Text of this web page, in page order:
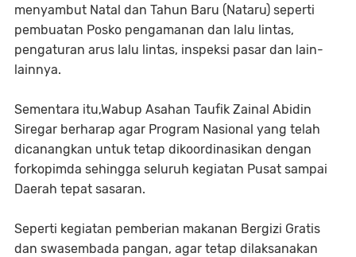
menyambut Natal dan Tahun Baru (Nataru) seperti
pembuatan Posko pengamanan dan lalu lintas,
pengaturan arus lalu lintas, inspeksi pasar dan lain-
lainnya.
Sementara itu,Wabup Asahan Taufik Zainal Abidin
Siregar berharap agar Program Nasional yang telah
dicanangkan untuk tetap dikoordinasikan dengan
forkopimda sehingga seluruh kegiatan Pusat sampai
Daerah tepat sasaran.
Seperti kegiatan pemberian makanan Bergizi Gratis
dan swasembada pangan, agar tetap dilaksanakan